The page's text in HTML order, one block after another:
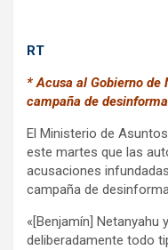
RT
* Acusa al Gobierno de
campaña de
El Ministerio de
este martes que las
acusaciones
campaña de
«[Benjamín]
deliberadamente todo